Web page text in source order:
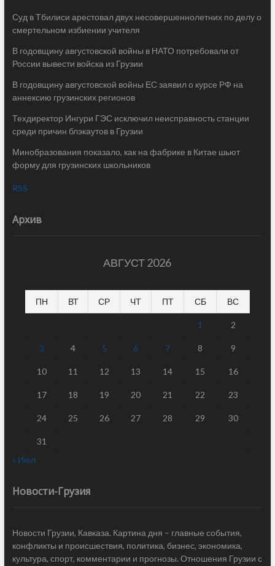
Суд в Тбилиси арестовал двух несовершеннолетних по делу о
смертельном избиении учителя
В годовщину августовской войны в НАТО потребовали от
России вывести войска из Грузии
В годовщину августовской войны ЕС заявил о курсе РФ на
аннексию грузинских регионов
Техдиректор Ингури ГЭС исключил неисправность станции
среди причин блэкаутов в Грузии
Минобразования показало, как на фабрике в Китае шьют
форму для грузинских школьников
RSS
Архив
АВГУСТ 2026
ПН ВТ СР ЧТ ПТ СБ ВС
1 2
3 4 5 6 7 8 9
10 11 12 13 14 15 16
17 18 19 20 21 22 23
24 25 26 27 28 29 30
31
« Июл
Новости-Грузия
Новости Грузии, Кавказа. Картина дня – главные события,
конфликты и происшествия, политика, бизнес, экономика,
культура, спорт, комментарии и прогнозы. Отношения Грузии с